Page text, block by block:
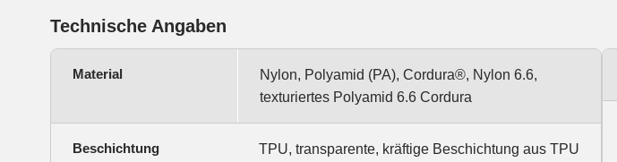
Technische Angaben
Material
Nylon, Polyamid (PA), Cordura®, Nylon 6.6,
texturiertes Polyamid 6.6 Cordura
Beschichtung
TPU, transparente, kräftige Beschichtung aus TPU